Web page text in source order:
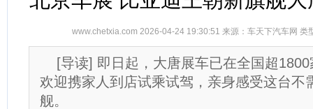
www.chetxia.com 2026-04-24 19:30:51 来源： 车天下汽车网 类
[导读] 即日起，大唐展车已在全国超
欢迎携家人到店试乘试驾，亲身感受这台不
舰。